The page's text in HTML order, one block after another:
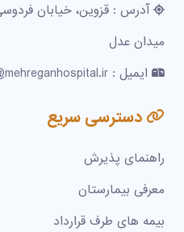
آدرس : قزوین، خیابان
میدان عدل
ایمیل : info@mehreganhospital.ir
دسترسی سریع
راهنمای پذیرش
معرفی بیمارستان
بیمه های طرف قرارداد